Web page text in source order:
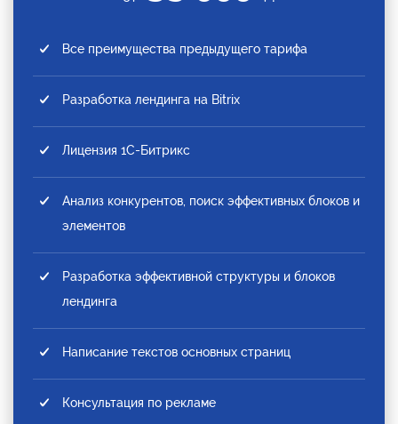
Все преимущества предыдущего тарифа
Разработка лендинга на Bitrix
Лицензия 1С-Битрикс
Анализ конкурентов, поиск эффективных блоков и
элементов
Разработка эффективной структуры и блоков
лендинга
Написание текстов основных страниц
Консультация по рекламе